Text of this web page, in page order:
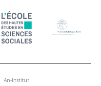
An-Institut